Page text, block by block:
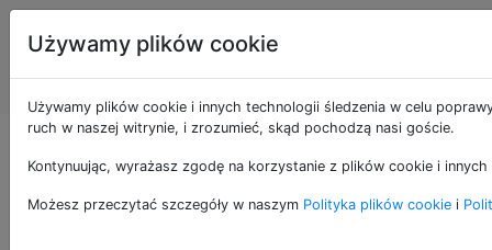
Programowanie
puzzli i Code
Golf
Konwersja szachów
Używamy plików cookie
Używamy plików cookie i innych technologii śledzenia w celu
ruch w naszej witrynie, i zrozumieć, skąd pochodzą nasi goście.
Kontynuując, wyrażasz zgodę na korzystanie z plików cookie i
Możesz przeczytać szczegóły w naszym Polityka plików cookie i